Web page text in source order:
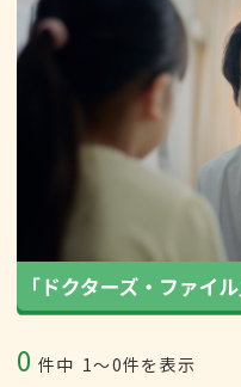
0 件中 1〜0件を表示